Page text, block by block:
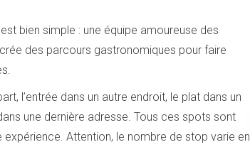
bien simple : une équipe amoureuse des
des parcours gastronomiques pour faire
l’entrée dans un autre endroit, le plat dans un
une dernière adresse. Tous ces spots sont
Attention, le nombre de stop varie en